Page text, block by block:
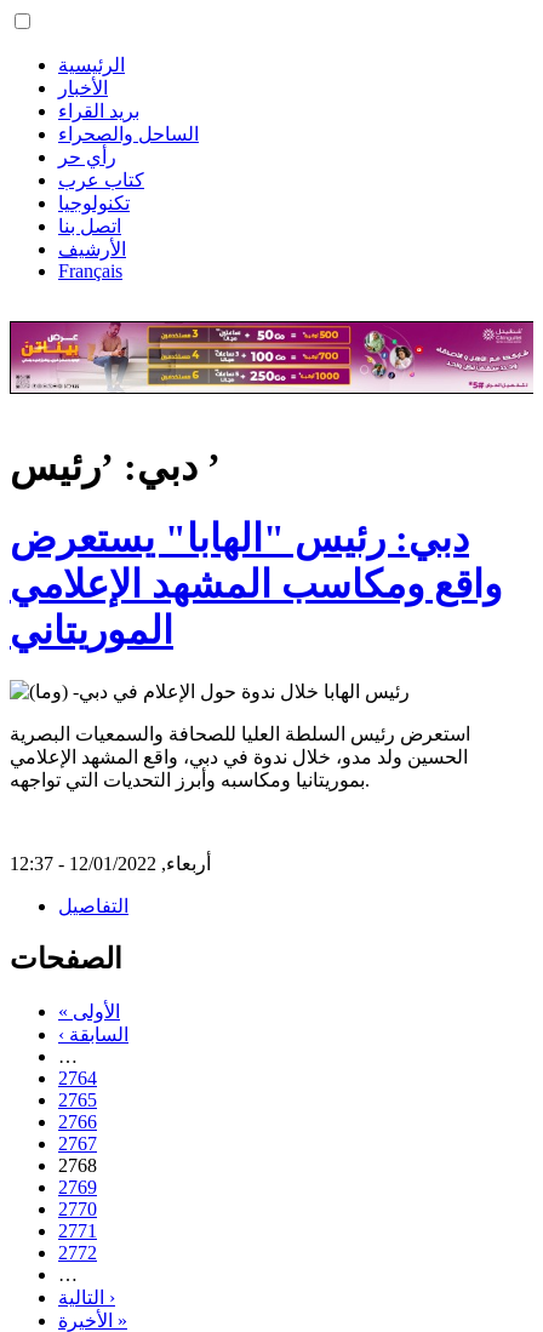
الرئيسية
الأخبار
بريد القراء
الساحل والصحراء
رأي حر
كتاب عرب
تكنولوجيا
اتصل بنا
الأرشيف
Français
دبي: ’رئيس ’
دبي: رئيس "الهابا" يستعرض
واقع ومكاسب المشهد الإعلامي
الموريتاني
استعرض رئيس السلطة العليا للصحافة والسمعيات البصرية
الحسين ولد مدو، خلال ندوة في دبي، واقع المشهد الإعلامي
بموريتانيا ومكاسبه وأبرز التحديات التي تواجهه.
أربعاء, 12/01/2022 - 12:37
التفاصيل
الصفحات
« الأولى
‹ السابقة
…
2764
2765
2766
2767
2768
2769
2770
2771
2772
…
التالية ›
الأخيرة »